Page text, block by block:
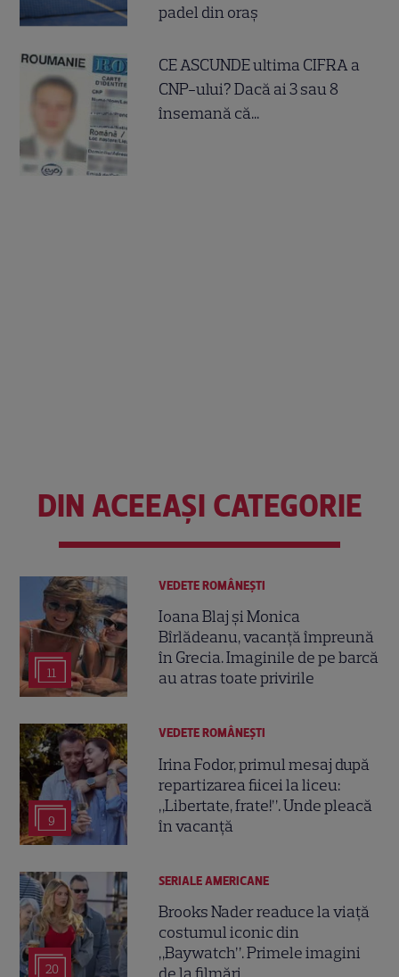
padel din oraș
CE ASCUNDE ultima CIFRA a
CNP-ului? Dacă ai 3 sau 8
însemană că...
DIN ACEEAȘI CATEGORIE
11
VEDETE ROMÂNEŞTI
Ioana Blaj și Monica
Bîrlădeanu, vacanță împreună
în Grecia. Imaginile de pe barcă
au atras toate privirile
9
VEDETE ROMÂNEŞTI
Irina Fodor, primul mesaj după
repartizarea fiicei la liceu:
„Libertate, frate!”. Unde pleacă
în vacanță
20
SERIALE AMERICANE
Brooks Nader readuce la viață
costumul iconic din
„Baywatch”. Primele imagini